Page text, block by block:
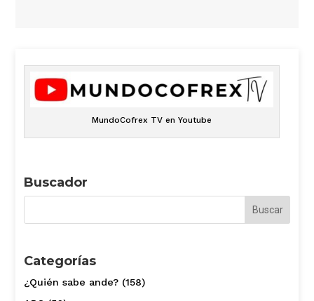
MundoCofrex TV en Youtube
Buscador
Categorías
¿Quién sabe ande?(158)